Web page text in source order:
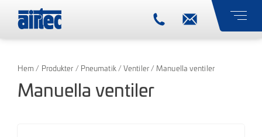
Hem / Produkter / Pneumatik/Ventiler/ Manuella ventiler
Manuella ventiler